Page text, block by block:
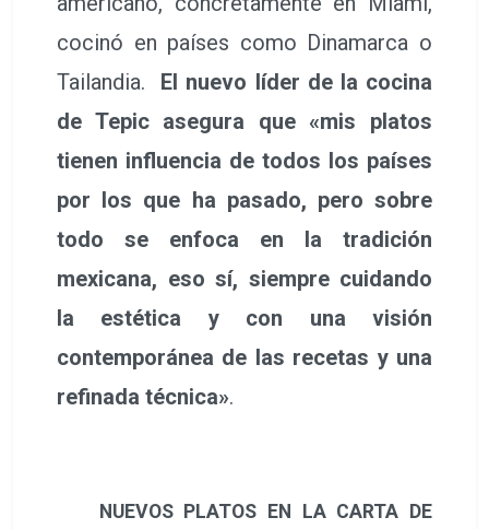
cocinó en países como Dinamarca o
Tailandia. El nuevo líder de la cocina
de Tepic asegura que «mis platos
tienen influencia de todos los países
por los que ha pasado, pero sobre
todo se enfoca en la tradición
mexicana, eso sí, siempre cuidando
la estética y con una visión
contemporánea de las recetas y una
refinada técnica».
NUEVOS PLATOS EN LA CARTA DE